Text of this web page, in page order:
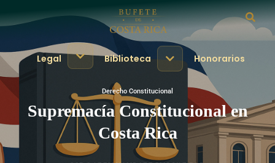
Legal Biblioteca Honorarios
Derecho Constitucional
Supremacía Constitucional en
Costa Rica